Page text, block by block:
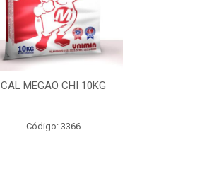
CAL MEGAO CHI 10KG
Código: 3366